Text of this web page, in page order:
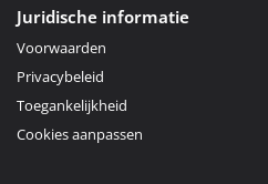
Juridische informatie
Voorwaarden
Privacybeleid
Toegankelijkheid
Cookies aanpassen